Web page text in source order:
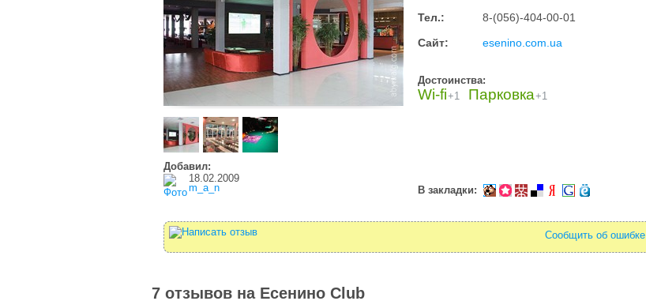
Тел.:
8-(056)-404-00-01
Сайт:
esenino.com.ua
Достоинства:
Wi-fi+1 Парковка+1
Добавил:
18.02.2009
m_a_n
В закладки:
Сообщить об ошибке
7 отзывов на Есенино Club